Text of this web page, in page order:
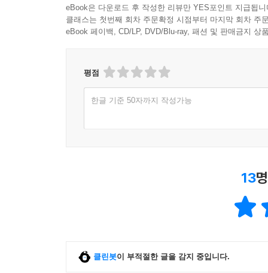
eBook은 다운로드 후 작성한 리뷰만 YES포인트 지급됩니
클래스는 첫번째 회차 주문확정 시점부터 마지막 회차 주
eBook 페이백, CD/LP, DVD/Blu-ray, 패션 및 판매금지 상
평점
한글 기준 50자까지 작성가능
13
클린봇이 부적절한 글을 감지 중입니다.